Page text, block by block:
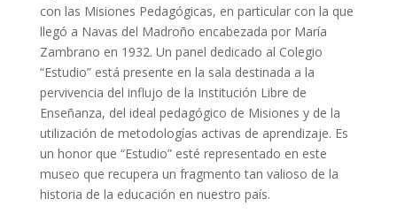
con las Misiones Pedagógicas, en particular con la que
llegó a Navas del Madroño encabezada por María
Zambrano en 1932. Un panel dedicado al Colegio
“Estudio” está presente en la sala destinada a la
pervivencia del influjo de la Institución Libre de
Enseñanza, del ideal pedagógico de Misiones y de la
utilización de metodologías activas de aprendizaje. Es
un honor que “Estudio” esté representado en este
museo que recupera un fragmento tan valioso de la
historia de la educación en nuestro país.